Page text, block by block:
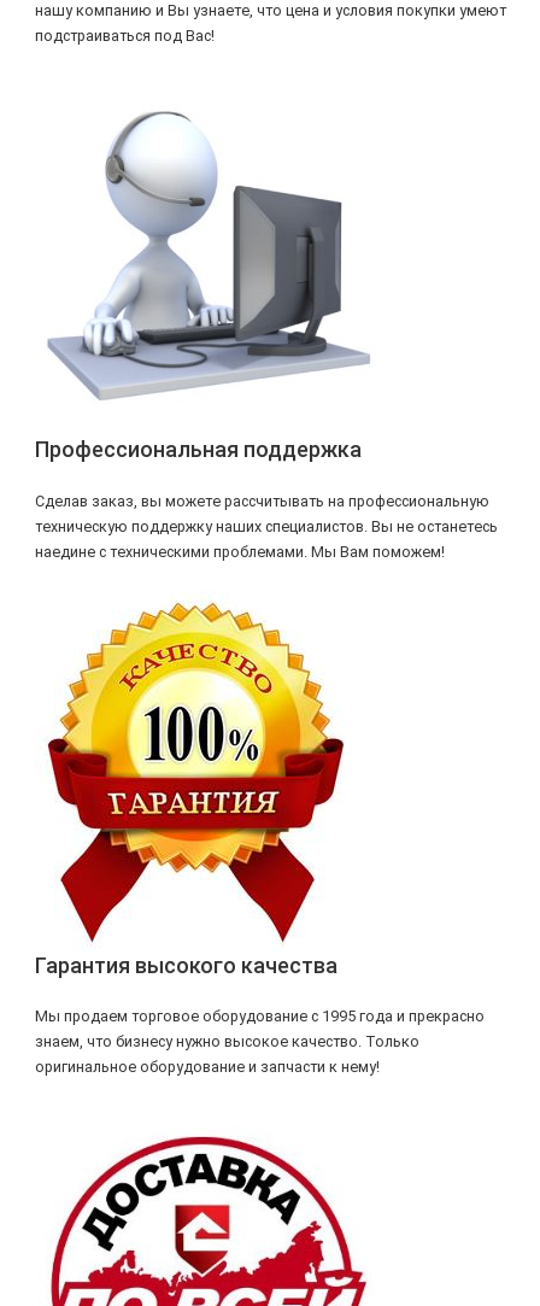
нашу компанию и Вы узнаете, что цена и условия покупки умеют
подстраиваться под Вас!
Профессиональная поддержка
Сделав заказ, вы можете рассчитывать на профессиональную
техническую поддержку наших специалистов. Вы не останетесь
наедине с техническими проблемами. Мы Вам поможем!
Гарантия высокого качества
Мы продаем торговое оборудование с 1995 года и прекрасно
знаем, что бизнесу нужно высокое качество. Только
оригинальное оборудование и запчасти к нему!